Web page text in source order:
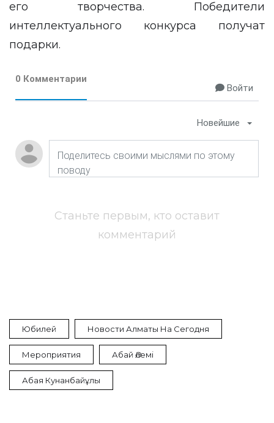
его творчества. Победители
интеллектуального конкурса получат
подарки.
0 Комментарии
Войти
Новейшие
Станьте первым, кто оставит
комментарий
Юбилей Новости Алматы На Сегодня
Мероприятия Абай Әлемі
Абая Кунанбайұлы